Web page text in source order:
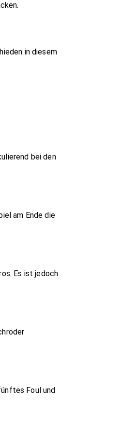
in diesem
bei den
am Ende die
Es ist jedoch
Foul und